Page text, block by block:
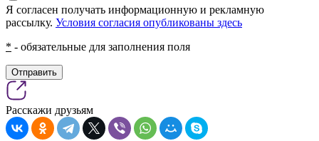
Я согласен получать информационную и рекламную
рассылку. Условия согласия опубликованы здесь
* - обязательные для заполнения поля
Отправить
Расскажи друзьям